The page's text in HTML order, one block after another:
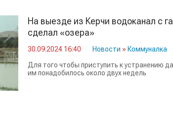
На выезде из Керчи водоканал с
сделал «озера»
30.09.2024 16:40 Новости » Коммуналка
Для того чтобы приступить к устранению
им понадобилось около двух недель